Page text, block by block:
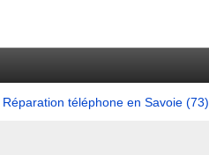
Réparation téléphone en Savoie (73)